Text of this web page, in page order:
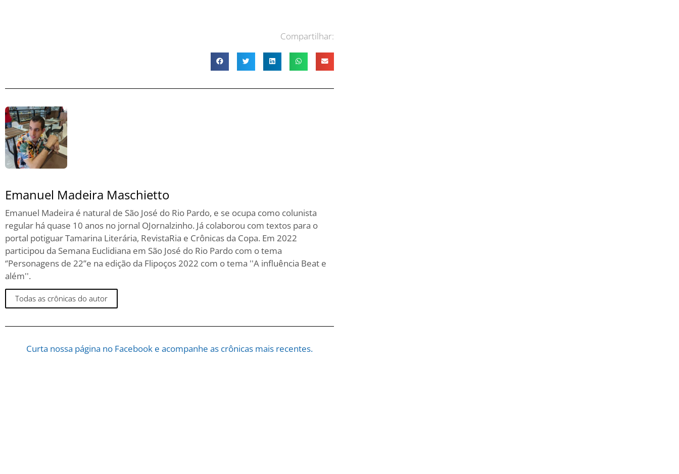
Compartilhar:
Emanuel Madeira Maschietto
Emanuel Madeira é natural de São José do Rio Pardo, e se ocupa como colunista
regular há quase 10 anos no jornal OJornalzinho. Já colaborou com textos para o
portal potiguar Tamarina Literária, RevistaRia e Crônicas da Copa. Em 2022
participou da Semana Euclidiana em São José do Rio Pardo com o tema
‘’Personagens de 22’’e na edição da Flipoços 2022 com o tema ''A influência Beat e
além''.
Todas as crônicas do autor
Curta nossa página no Facebook e acompanhe as crônicas mais recentes.